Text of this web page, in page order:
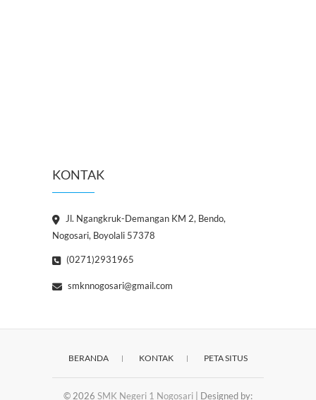
KONTAK
Jl. Ngangkruk-Demangan KM 2, Bendo,
Nogosari, Boyolali 57378
(0271)2931965
smknnogosari@gmail.com
BERANDA KONTAK PETA SITUS
© 2026 SMK Negeri 1 Nogosari | Designed by: